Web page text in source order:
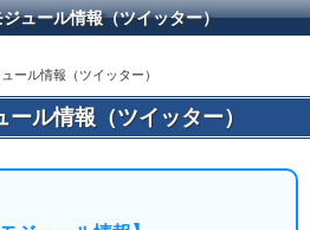
ュール情報（ツイッター）
ール情報（ツイッター）
ル情報（ツイッター）